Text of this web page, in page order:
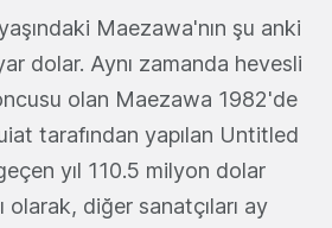
Maezawa'nın şu anki
dolar. Aynı zamanda hevesli
olan Maezawa 1982'de
tarafından yapılan Untitled
yıl 110.5 milyon dolar
olarak, diğer sanatçıları ay